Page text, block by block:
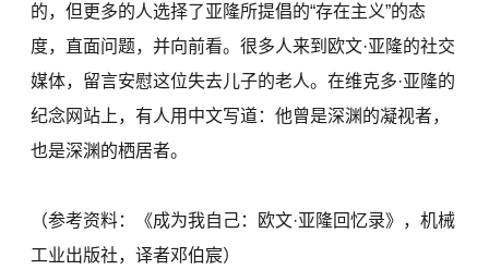
的，但更多的人选择了亚隆所提倡的“存在主义”的态
度，直面问题，并向前看。很多人来到欧文·亚隆的社交
媒体，留言安慰这位失去儿子的老人。在维克多·亚隆的
纪念网站上，有人用中文写道：他曾是深渊的凝视者，
也是深渊的栖居者。
（参考资料：《成为我自己：欧文·亚隆回忆录》，机械
工业出版社，译者邓伯宸）